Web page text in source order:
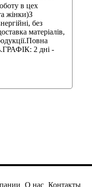
в цех
жінки)З
без
матеріалів,
2 дні -
О нас Контакты